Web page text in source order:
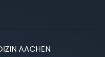
AACHEN